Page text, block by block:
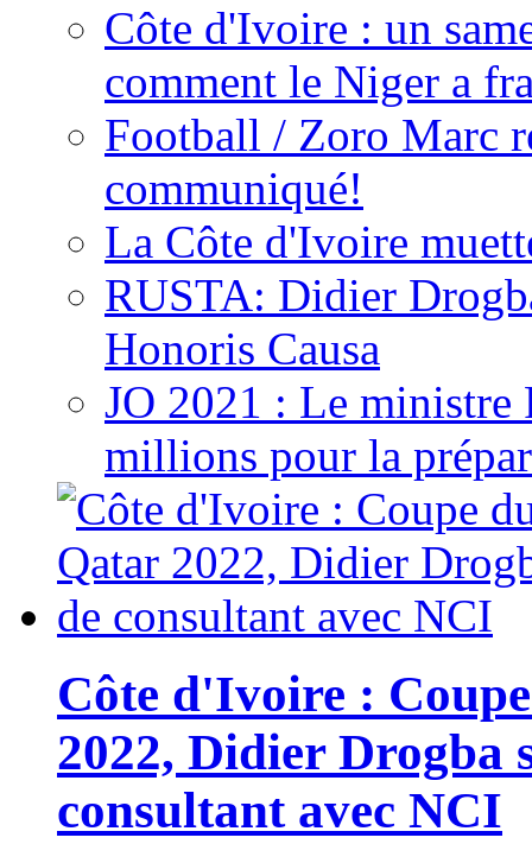
Côte d'Ivoire : un
comment le Niger a
Football / Zoro Marc
communiqué!
La Côte d'Ivoire
RUSTA: Didier
Honoris Causa
JO 2021 : Le ministre
millions pour la
Côte d'Ivoire :
2022, Didier Drogba
consultant avec NCI